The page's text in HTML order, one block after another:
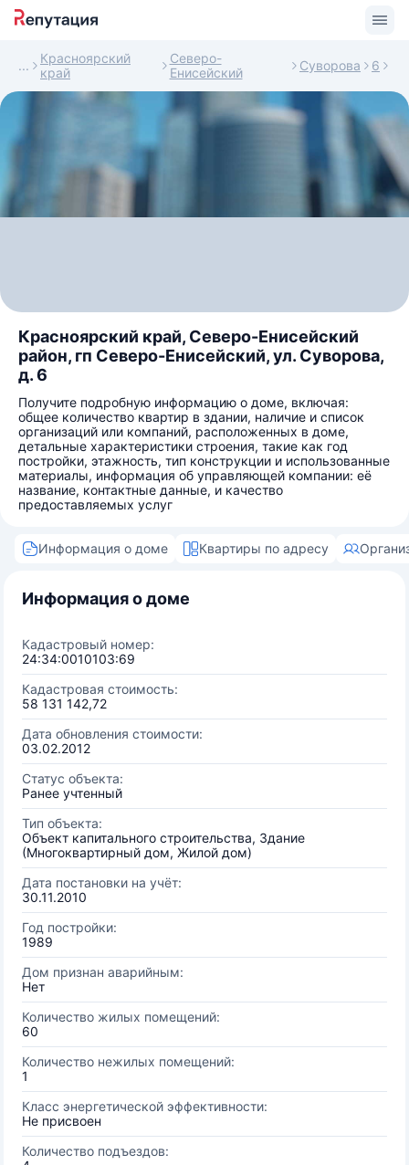
Красноярский
край
Северо-
Енисейский
Суворова 6
Красноярский край, Северо-Енисейский
район, гп Северо-Енисейский, ул. Суворова,
д. 6
Получите подробную информацию о доме, включая:
общее количество квартир в здании, наличие и список
организаций или компаний, расположенных в доме,
детальные характеристики строения, такие как год
постройки, этажность, тип конструкции и использованные
материалы, информация об управляющей компании: её
название, контактные данные, и качество
предоставляемых услуг
Информация о доме Квартиры по адресу
Информация о доме
Кадастровый номер:
24:34:0010103:69
Кадастровая стоимость:
58 131 142,72
Дата обновления стоимости:
03.02.2012
Статус объекта:
Ранее учтенный
Тип объекта:
Объект капитального строительства, Здание
(Многоквартирный дом, Жилой дом)
Дата постановки на учёт:
30.11.2010
Год постройки:
1989
Дом признан аварийным:
Нет
Количество жилых помещений:
60
Количество нежилых помещений:
1
Класс энергетической эффективности:
Не присвоен
Количество подъездов: